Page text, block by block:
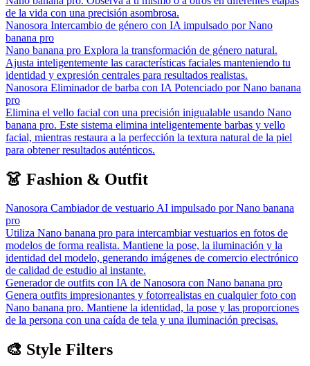
de la vida con una precisión asombrosa.
Nanosora Intercambio de género con IA impulsado por Nano
banana pro
Nano banana pro Explora la transformación de género natural.
Ajusta inteligentemente las características faciales manteniendo tu
identidad y expresión centrales para resultados realistas.
Nanosora Eliminador de barba con IA Potenciado por Nano banana
pro
Elimina el vello facial con una precisión inigualable usando Nano
banana pro. Este sistema elimina inteligentemente barbas y vello
facial, mientras restaura a la perfección la textura natural de la piel
para obtener resultados auténticos.
👗 Fashion & Outfit
Nanosora Cambiador de vestuario AI impulsado por Nano banana
pro
Utiliza Nano banana pro para intercambiar vestuarios en fotos de
modelos de forma realista. Mantiene la pose, la iluminación y la
identidad del modelo, generando imágenes de comercio electrónico
de calidad de estudio al instante.
Generador de outfits con IA de Nanosora con Nano banana pro
Genera outfits impresionantes y fotorrealistas en cualquier foto con
Nano banana pro. Mantiene la identidad, la pose y las proporciones
de la persona con una caída de tela y una iluminación precisas.
🎨 Style Filters